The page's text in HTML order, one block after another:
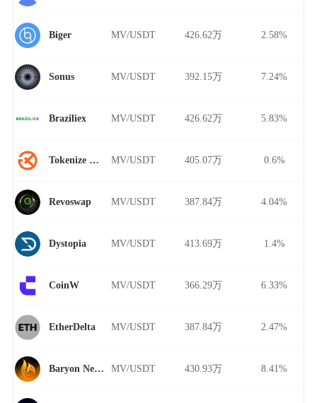
Biger MV/USDT 426.62万 2.58%
Sonus MV/USDT 392.15万 7.24%
Braziliex MV/USDT 426.62万 5.83%
Tokenize Xchange MV/USDT 405.07万 0.6%
Revoswap MV/USDT 387.84万 4.04%
Dystopia MV/USDT 413.69万 1.4%
CoinW MV/USDT 366.29万 6.33%
EtherDelta MV/USDT 387.84万 2.47%
Baryon Network MV/USDT 430.93万 8.41%